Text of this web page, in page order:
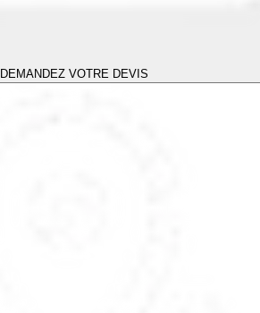
DEMANDEZ VOTRE DEVIS